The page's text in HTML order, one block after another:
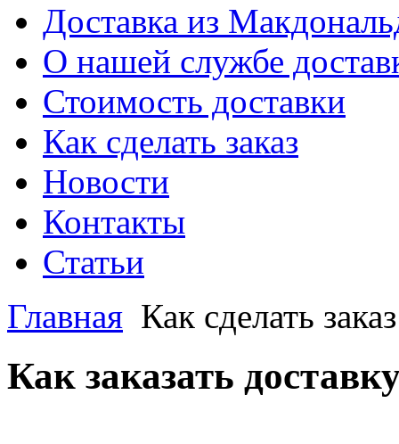
Доставка из
О нашей службе
Стоимость доставки
Как сделать заказ
Новости
Контакты
Статьи
Главная Как сделать заказ
Как заказать